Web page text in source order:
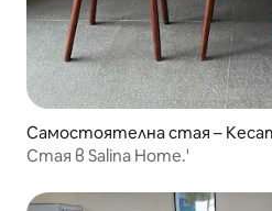
Самостоятелна стая –
n
Стая в Salina Home.'